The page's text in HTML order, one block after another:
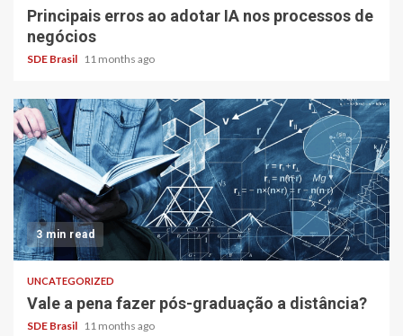
Principais erros ao adotar IA nos processos de
negócios
SDE Brasil 11 months ago
3 min read
UNCATEGORIZED
Vale a pena fazer pós-graduação a distância?
SDE Brasil 11 months ago